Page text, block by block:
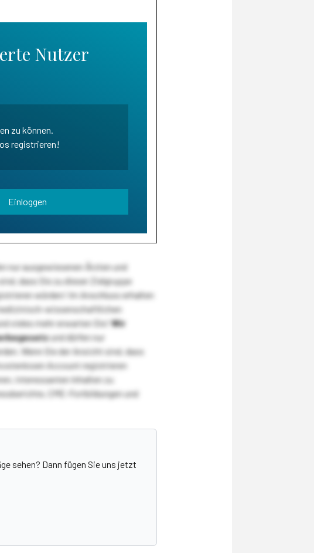
Nutzer
zu können.
registrieren!
Einloggen
nur ausgewiesenen Ärzten und
dass Sie zu dieser Zielgruppe
würden! Im Anschluss erhalten
wissenschaftlichen
vieles mehr erwarten Sie!Wir
und dürfen nur
Wenn Sie der Ansicht sind, dass
Account registrieren
interessanten Inhalten zu
CME-Fortbildungen und
sehen? Dann fügen Sie uns jetzt